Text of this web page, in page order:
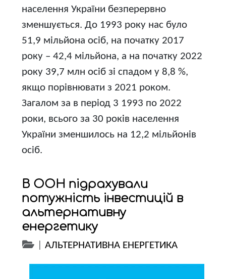
населення України безперервно
зменшується. До 1993 року нас було
51,9 мільйона осіб, на початку 2017
року – 42,4 мільйона, а на початку 2022
року 39,7 млн осіб зі спадом у 8,8 %,
якщо порівнювати з 2021 роком.
Загалом за в період 3 1993 по 2022
роки, всього за 30 років населення
України зменшилось на 12,2 мільйонів
осіб.
В ООН підрахували
потужність інвестицій в
альтернативну
енергетику
|АЛЬТЕРНАТИВНА ЕНЕРГЕТИКА